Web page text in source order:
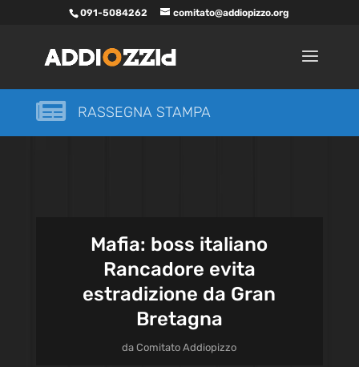
091-5084262 comitato@addiopizzo.org
 RASSEGNA STAMPA
Mafia: boss italiano
Rancadore evita
estradizione da Gran
Bretagna
daComitato Addiopizzo